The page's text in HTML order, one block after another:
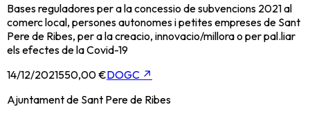
Bases reguladores per a la concessio de subvencions 2021 al
comerc local, persones autonomes i petites empreses de Sant
Pere de Ribes, per a la creacio, innovacio/millora o per pal.liar
els efectes de la Covid-19
14/12/2021550,00 €DOGC ↗
Ajuntament de Sant Pere de Ribes